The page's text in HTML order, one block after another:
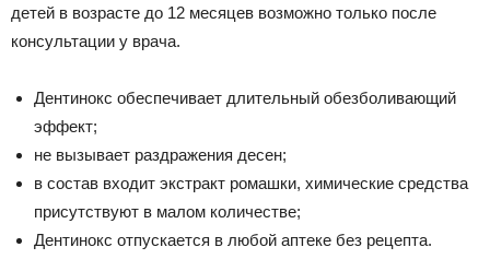
детей в возрасте до 12 месяцев возможно только после
консультации у врача.
Дентинокс обеспечивает длительный обезболивающий
эффект;
не вызывает раздражения десен;
в состав входит экстракт ромашки, химические средства
присутствуют в малом количестве;
Дентинокс отпускается в любой аптеке без рецепта.